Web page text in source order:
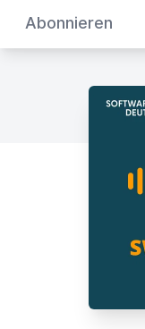
Abonnieren